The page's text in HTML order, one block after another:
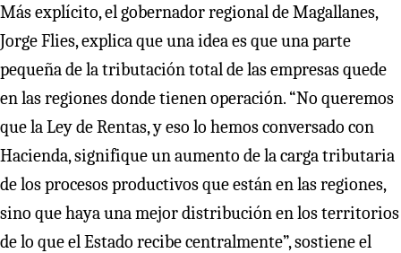
Más explícito, el gobernador regional de Magallanes,
Jorge Flies, explica que una idea es que una parte
pequeña de la tributación total de las empresas quede
en las regiones donde tienen operación. “No queremos
que la Ley de Rentas, y eso lo hemos conversado con
Hacienda, signifique un aumento de la carga tributaria
de los procesos productivos que están en las regiones,
sino que haya una mejor distribución en los territorios
de lo que el Estado recibe centralmente”, sostiene el